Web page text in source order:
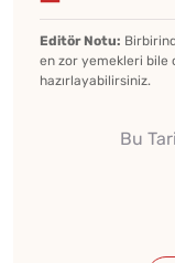
Editör Notu:
en zor yemekleri bile
hazırlayabilirsiniz.
Bu